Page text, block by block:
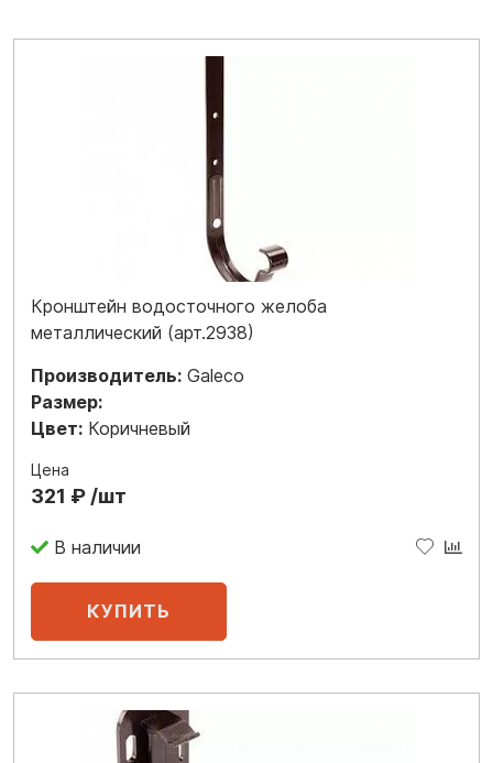
Кронштейн водосточного желоба
металлический (арт.2938)
Производитель: Galeco
Размер:
Цвет: Коричневый
Цена
321 ₽ /шт
В наличии